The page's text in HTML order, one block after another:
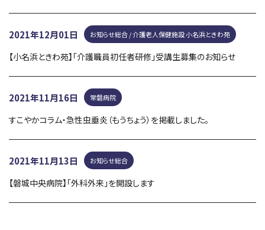
2021年12月01日 お知らせ総合 / 介護老人保健施設 小名浜ときわ苑
【小名浜ときわ苑】「介護職員初任者研修」受講生募集のお知らせ
2021年11月16日 常磐病院
すこやかコラム・急性虫垂炎（もうちょう）を掲載しました。
2021年11月13日 お知らせ総合
【磐城中央病院】「外科外来」を開設します